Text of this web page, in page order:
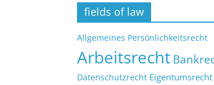
fields of law
Allgemeines Persönlichkeitsrecht
Arbeitsrecht
Datenschutzrecht Eigentumsrecht